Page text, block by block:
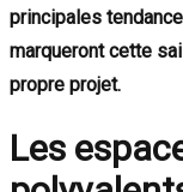
principales
marqueront cette
propre projet.
Les